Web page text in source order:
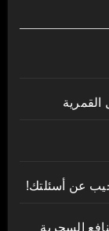
عن أسئلتك!